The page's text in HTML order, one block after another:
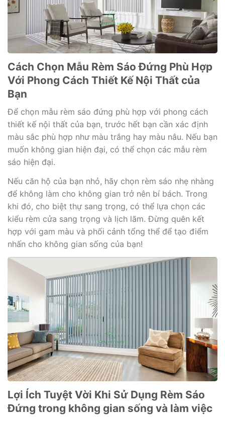
Cách Chọn Mẫu Rèm Sáo Đứng Phù Hợp
Với Phong Cách Thiết Kế Nội Thất của
Bạn
Để chọn mẫu rèm sáo đứng phù hợp với phong cách
thiết kế nội thất của bạn, trước hết bạn cần xác định
màu sắc phù hợp như màu trắng hay màu nâu. Nếu bạn
muốn không gian hiện đại, có thể chọn các mẫu rèm
sáo hiện đại.
Nếu căn hộ của bạn nhỏ, hãy chọn rèm sáo nhẹ nhàng
để không làm cho không gian trở nên bí bách. Trong
khi đó, cho biệt thự sang trọng, có thể lựa chọn các
kiểu rèm cửa sang trọng và lịch lãm. Đừng quên kết
hợp với gam màu và phối cảnh tổng thể để tạo điểm
nhấn cho không gian sống của bạn!
Lợi Ích Tuyệt Vời Khi Sử Dụng Rèm Sáo
Đứng trong không gian sống và làm việc